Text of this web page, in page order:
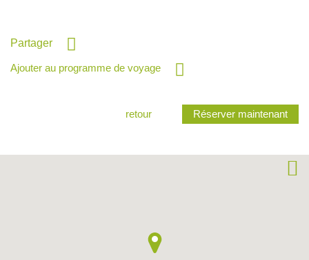
Partager
Ajouter au programme de voyage
retour Réserver maintenant